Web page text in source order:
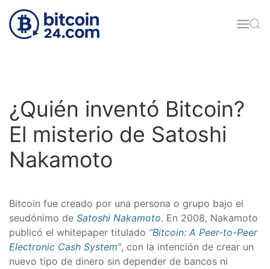
Skip to main content
¿Quién inventó Bitcoin?
El misterio de Satoshi
Nakamoto
Bitcoin fue creado por una persona o grupo bajo el
seudónimo de Satoshi Nakamoto. En 2008, Nakamoto
publicó el whitepaper titulado “Bitcoin: A Peer-to-Peer
Electronic Cash System”, con la intención de crear un
nuevo tipo de dinero sin depender de bancos ni